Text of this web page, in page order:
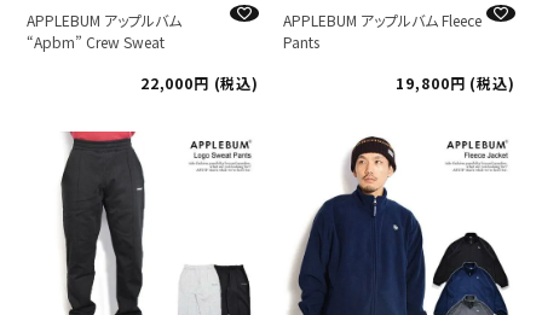
APPLEBUM アップルバム
“Apbm” Crew Sweat
22,000
税込
APPLEBUM アップルバム Fleece
Pants
19,800
税込